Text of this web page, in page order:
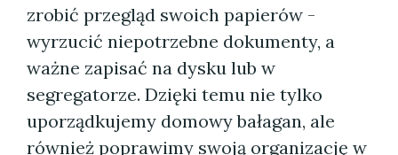
zrobić przegląd swoich papierów -
wyrzucić niepotrzebne dokumenty, a
ważne zapisać na dysku lub w
segregatorze. Dzięki temu nie tylko
uporządkujemy domowy bałagan, ale
również poprawimy swoją organizację w